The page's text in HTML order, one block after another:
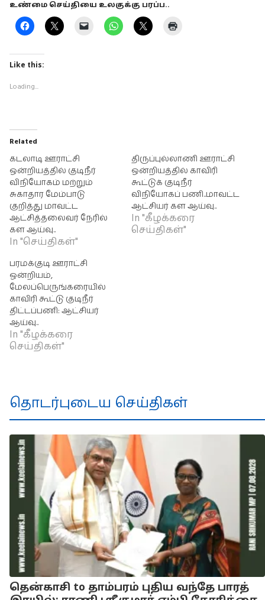
உண்மை செய்தியை உலகுக்கு பரப்ப..
Like this:
Loading...
Related
கடலாடி ஊராட்சி
ஒன்றியத்தில் குடிநீர்
விநியோகம் மற்றும்
சுகாதார மேம்பாடு
குறித்து மாவட்ட
ஆட்சித்தலைவர் நேரில்
கள ஆய்வு..
In "செய்திகள்"
திருப்புல்லாணி ஊராட்சி
ஒன்றியத்தில் காவிரி
கூட்டுக் குடிநீர்
விநியோகப் பணி..மாவட்ட
ஆட்சியர் கள ஆய்வு..
In "கீழக்கரை
செய்திகள்"
பரமக்குடி ஊராட்சி
ஒன்றியம்,
மேலப்பெருங்கரையில்
காவிரி கூட்டு குடிநீர்
திட்டப்பணி: ஆட்சியர்
ஆய்வு..
In "கீழக்கரை
செய்திகள்"
தொடர்புடைய செய்திகள்
தென்காசி to தாம்பரம் புதிய வந்தே பாரத்